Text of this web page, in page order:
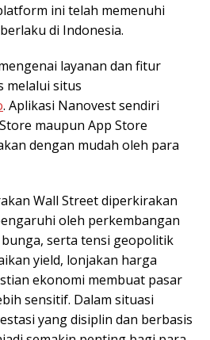
ini telah memenuhi
di Indonesia.
layanan dan fitur
melalui situs
. Aplikasi Nanovest sendiri
maupun App Store
dengan mudah oleh para
Wall Street diperkirakan
oleh perkembangan
serta tensi geopolitik
yield, lonjakan harga
ekonomi membuat pasar
sensitif. Dalam situasi
yang disiplin dan berbasis